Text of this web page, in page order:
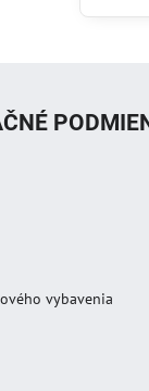
vybavenia